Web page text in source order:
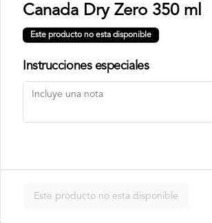
Philadelphia Roll
Rainbow Roll
Canada Dry Zero 350 ml
Este producto no esta disponible
Instrucciones especiales
Este producto no esta disponible